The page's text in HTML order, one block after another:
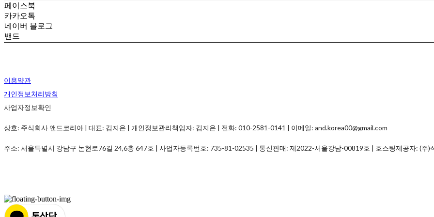
페이스북
카카오톡
네이버 블로그
밴드
이용약관
개인정보처리방침
사업자정보확인
상호: 주식회사 앤드코리아 | 대표: 김지은 | 개인정보관리책임자: 김지은 | 전화: 010-2581-0141 | 이메일: and.korea00@gmail.com
주소: 서울특별시 강남구 논현로76길 24,6층 647호 | 사업자등록번호: 735-81-02535 | 통신판매: 제2022-서울강남-00819호 | 호스팅제공자: (주)